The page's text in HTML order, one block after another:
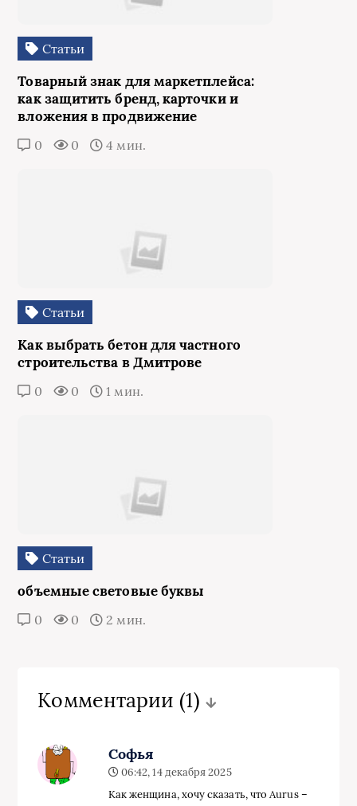
Статьи
Товарный знак для маркетплейса:
как защитить бренд, карточки и
вложения в продвижение
0 0 4 мин.
Статьи
Как выбрать бетон для частного
строительства в Дмитрове
0 0 1 мин.
Статьи
объемные световые буквы
0 0 2 мин.
Комментарии (1)
Софья
06:42, 14 декабря 2025
Как женщина, хочу сказать, что Aurus –